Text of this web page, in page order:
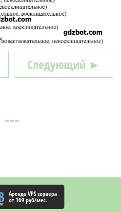
Следующий ►
Аренда VPS сервера
от 169 руб/мес.